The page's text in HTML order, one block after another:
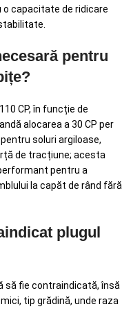
capacitate de ridicare
pentru
CP, în funcție de
alocarea a 30 CP per
soluri argiloase,
de tracțiune; acesta
pentru a
la capăt de rând fără
plugul
să fie contraindicată, însă
tip grădină, unde raza